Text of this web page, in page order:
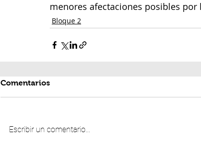
menores afectaciones posibles por
Bloque 2
Comentarios
Escribir un comentario...